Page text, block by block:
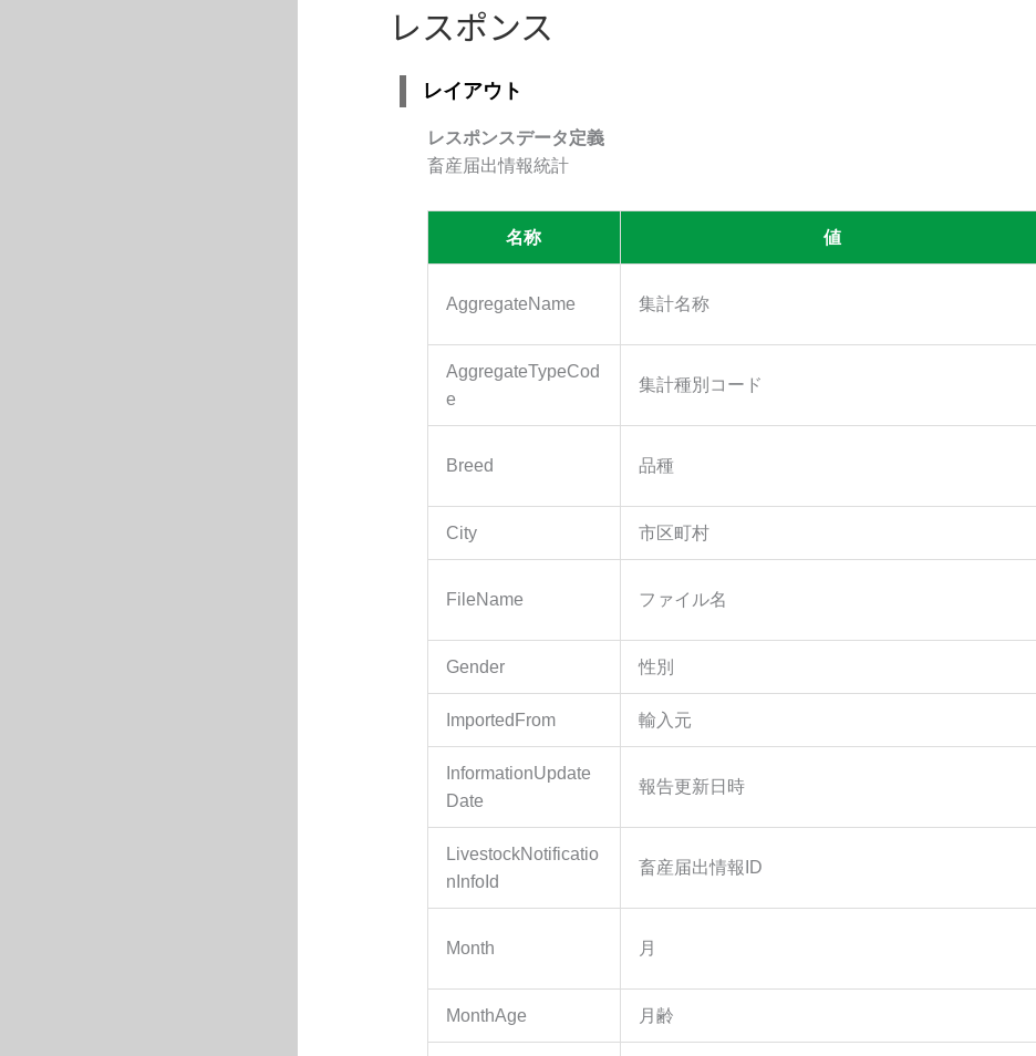
レスポンス
レイアウト
レスポンスデータ定義
畜産届出情報統計
名称 値
AggregateName 集計名称
AggregateTypeCod
e
集計種別コード
Breed 品種
City 市区町村
FileName ファイル名
Gender 性別
ImportedFrom 輸入元
InformationUpdate
Date
報告更新日時
LivestockNotificatio
nInfoId
畜産届出情報ID
Month 月
MonthAge 月齢